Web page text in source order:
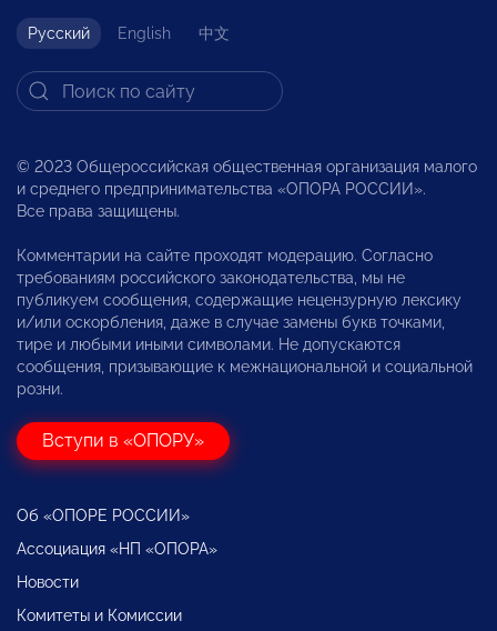
Русский English 中文
© 2023 Общероссийская общественная организация малого
и среднего предпринимательства «ОПОРА РОССИИ».
Все права защищены.
Комментарии на сайте проходят модерацию. Согласно
требованиям российского законодательства, мы не
публикуем сообщения, содержащие нецензурную лексику
и/или оскорбления, даже в случае замены букв точками,
тире и любыми иными символами. Не допускаются
сообщения, призывающие к межнациональной и социальной
розни.
Вступи в «ОПОРУ»
Об «ОПОРЕ РОССИИ»
Ассоциация «НП «ОПОРА»
Новости
Комитеты и Комиссии